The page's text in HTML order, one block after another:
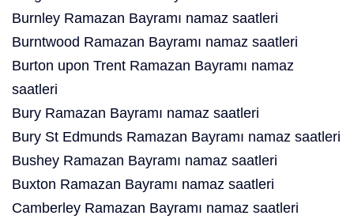
Burnley Ramazan Bayramı namaz saatleri
Burntwood Ramazan Bayramı namaz saatleri
Burton upon Trent Ramazan Bayramı namaz
saatleri
Bury Ramazan Bayramı namaz saatleri
Bury St Edmunds Ramazan Bayramı namaz saatleri
Bushey Ramazan Bayramı namaz saatleri
Buxton Ramazan Bayramı namaz saatleri
Camberley Ramazan Bayramı namaz saatleri